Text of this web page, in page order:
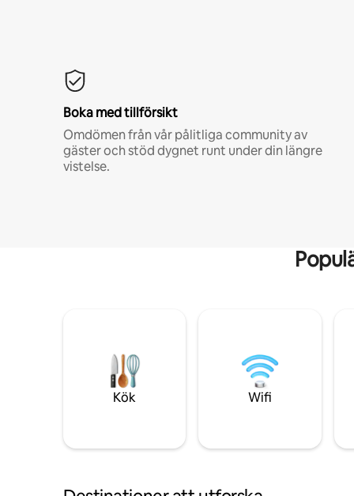
Boka med tillförsikt
Omdömen från vår pålitliga community av
gäster och stöd dygnet runt under din längre
vistelse.
Kök Wifi